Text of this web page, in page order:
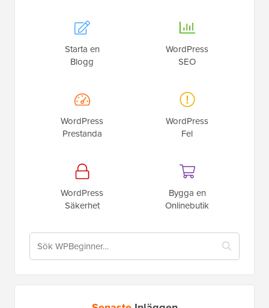
Starta en
Blogg
WordPress
SEO
WordPress
Prestanda
WordPress
Fel
WordPress
Säkerhet
Bygga en
Onlinebutik